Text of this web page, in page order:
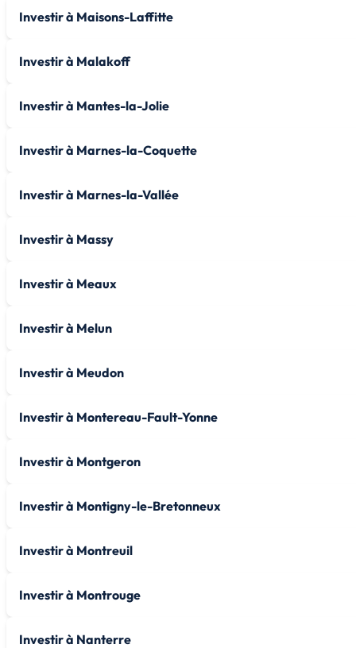
Investir à Maisons-Laffitte
Investir à Malakoff
Investir à Mantes-la-Jolie
Investir à Marnes-la-Coquette
Investir à Marnes-la-Vallée
Investir à Massy
Investir à Meaux
Investir à Melun
Investir à Meudon
Investir à Montereau-Fault-Yonne
Investir à Montgeron
Investir à Montigny-le-Bretonneux
Investir à Montreuil
Investir à Montrouge
Investir à Nanterre